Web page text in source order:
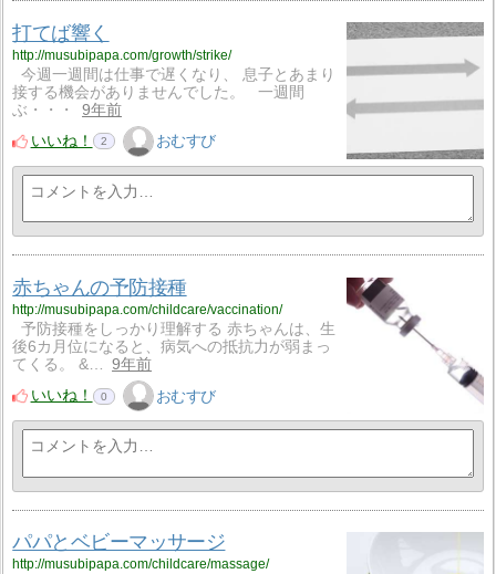
打てば響く
http://musubipapa.com/growth/strike/
今週一週間は仕事で遅くなり、 息子とあまり
接する機会がありませんでした。 一週間
ぶ・・・
9年前
いいね！
2 おむすび
赤ちゃんの予防接種
http://musubipapa.com/childcare/vaccination/
予防接種をしっかり理解する 赤ちゃんは、生
後6カ月位になると、病気への抵抗力が弱まっ
てくる。 &…
9年前
いいね！
0 おむすび
パパとベビーマッサージ
http://musubipapa.com/childcare/massage/